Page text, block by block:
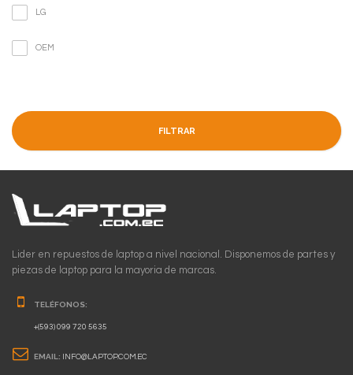
LG
OEM
FILTRAR
Lider en repuestos de laptop a nivel nacional. Disponemos de partes y
piezas de laptop para la mayoria de marcas.
TELÉFONOS:
+(593) 099 720 5635
EMAIL: INFO@LAPTOP.COM.EC